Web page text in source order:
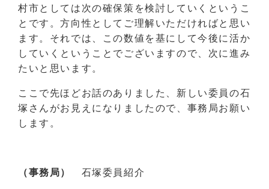
村市としては次の確保策を検討していくというこ
とです。方向性としてご理解いただければと思い
ます。それでは、この数値を基にして今後に活か
していくということでございますので、次に進み
たいと思います。
ここで先ほどお話のありました、新しい委員の石
塚さんがお見えになりましたので、事務局お願い
します。
（事務局） 石塚委員紹介